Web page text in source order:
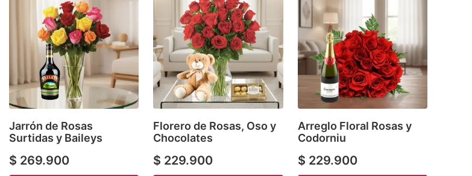
Jarrón de Rosas
Surtidas y Baileys
$ 269.900
Florero de Rosas, Oso y
Chocolates
$ 229.900
Arreglo Floral Rosas y
Codorniu
$ 229.900